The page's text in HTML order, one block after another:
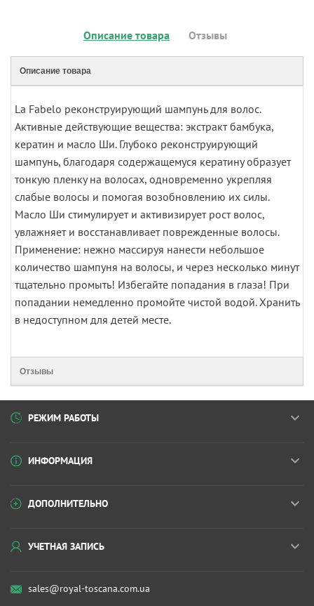
Описание товара Отзывы
Описание товара
La Fabelo реконструирующий шампунь для волос.
Активные действующие вещества: экстракт бамбука,
кератин и масло Ши. Глубоко реконструирующий
шампунь, благодаря содержащемуся кератину образует
тонкую пленку на волосах, одновременно укрепляя
слабые волосы и помогая возобновлению их силы.
Масло Ши стимулирует и активизирует рост волос,
увлажняет и восстанавливает поврежденные волосы.
Применение: нежно массируя нанести небольшое
количество шампуня на волосы, и через несколько минут
тщательно промыть! Избегайте попадания в глаза! При
попадании немедленно промойте чистой водой. Хранить
в недоступном для детей месте.
Отзывы
РЕЖИМ РАБОТЫ
ИНФОРМАЦИЯ
ДОПОЛНИТЕЛЬНО
УЧЕТНАЯ ЗАПИСЬ
sales@royal-toscana.com.ua